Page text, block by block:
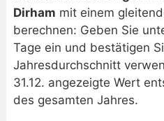
Dirham mit einem
berechnen: Geben Sie
Tage ein und bestätigen
Jahresdurchschnitt
31.12. angezeigte Wert
des gesamten Jahres.